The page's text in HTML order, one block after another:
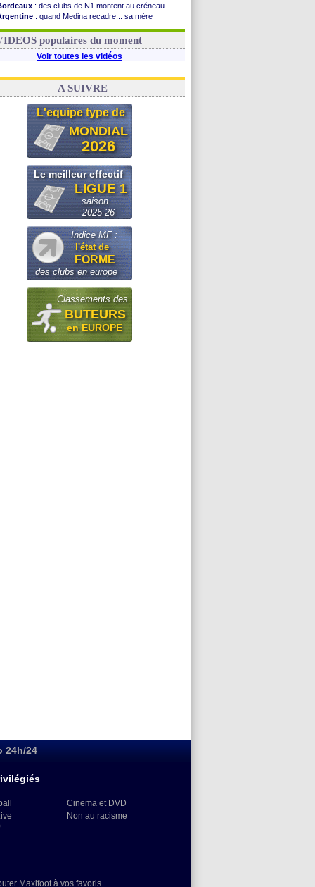
: des clubs de N1 montent au créneau
: quand Medina recadre... sa mère
: Paixão attire un 2e club anglais
populaires du moment
Voir toutes les vidéos
A SUIVRE
L'equipe type de
MONDIAL
2026
Le meilleur effectif
LIGUE 1
saison
2025-26
Indice MF :
l'état de
FORME
des clubs en europe
Classements des
BUTEURS
en EUROPE
24h/24
Cinema et DVD
Non au racisme
Maxifoot à vos favoris